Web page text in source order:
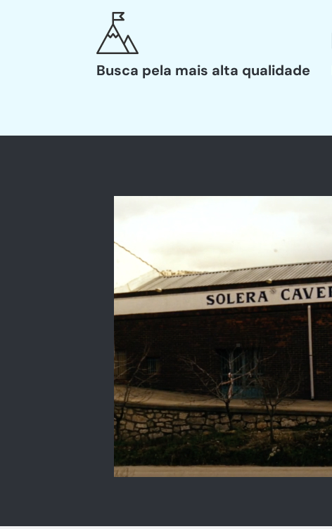
Busca pela mais alta qualidade